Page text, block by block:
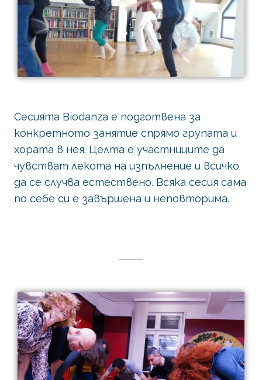
Сесията Biodanza е подготвена за
конкретното занятие спрямо групата и
хората в нея. Целта е участниците да
чувстват лекота на изпълнение и всичко
да се случва естествено. Всяка сесия сама
по себе си е завършена и неповторима.